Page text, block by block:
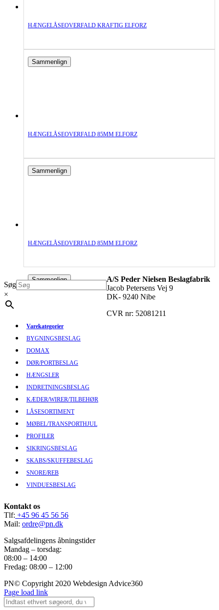
HÆNGELÅSEOVERFALD KRAFTIG ELFORZ
Sammenlign
HÆNGELÅSEOVERFALD 85MM ELFORZ
Sammenlign
HÆNGELÅSEOVERFALD 85MM ELFORZ
Sammenlign
Søg
×
Varekategorier
BYGNINGSBESLAG
DOMAX
DØR/PORTBESLAG
HÆNGSLER
INDRETNINGSBESLAG
KÆDER/WIRER/TILBEHØR
LÅSESORTIMENT
MØBEL/TRANSPORTHJUL
PROFILER
SIKRINGSBESLAG
SKABS/SKUFFEBESLAG
SNORE/REB
VINDUESBESLAG
A/S Peder Nielsen Beslagfabrik
Jacob Petersens Vej 9
DK- 9240 Nibe
CVR nr: 52081211
Kontakt os
Tlf: +45 96 45 56 56
Mail: ordre@pn.dk
Salgsafdelingens åbningstider
Mandag – torsdag:
08:00 – 14:00
Fredag: 08:00 – 12:00
PN© Copyright 2020 Webdesign Advice360
Page load link